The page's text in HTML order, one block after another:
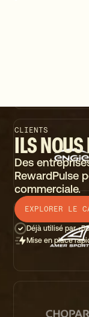
CLIENTS
ILSNOUS
Des
RewardPulse
commerciale.
EXPLORER LE
Déjà utilisé par
Mise en place